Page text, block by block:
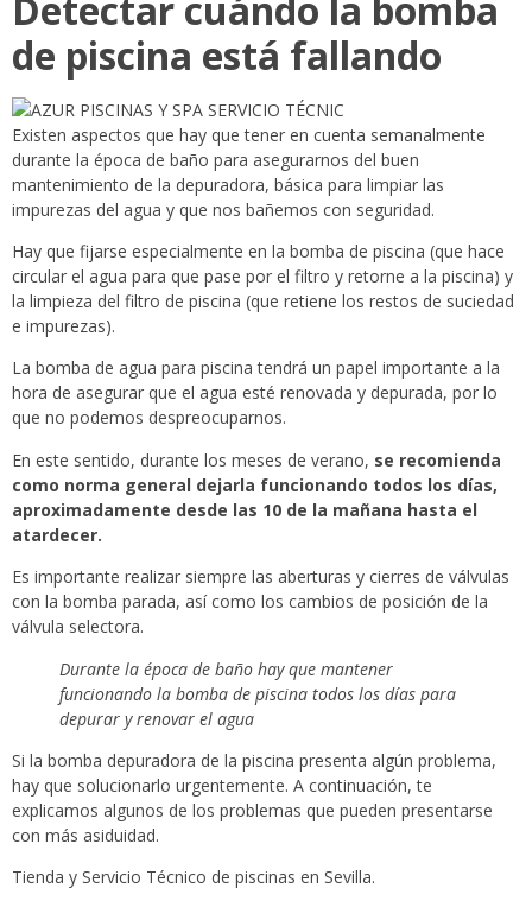
de piscina está fallando
Existen aspectos que hay que tener en cuenta semanalmente
durante la época de baño para asegurarnos del buen
mantenimiento de la depuradora, básica para limpiar las
impurezas del agua y que nos bañemos con seguridad.
Hay que fijarse especialmente en la bomba de piscina (que hace
circular el agua para que pase por el filtro y retorne a la piscina) y
la limpieza del filtro de piscina (que retiene los restos de suciedad
e impurezas).
La bomba de agua para piscina tendrá un papel importante a la
hora de asegurar que el agua esté renovada y depurada, por lo
que no podemos despreocuparnos.
En este sentido, durante los meses de verano, se recomienda
como norma general dejarla funcionando todos los días,
aproximadamente desde las 10 de la mañana hasta el
atardecer.
Es importante realizar siempre las aberturas y cierres de válvulas
con la bomba parada, así como los cambios de posición de la
válvula selectora.
Durante la época de baño hay que mantener
funcionando la bomba de piscina todos los días para
depurar y renovar el agua
Si la bomba depuradora de la piscina presenta algún problema,
hay que solucionarlo urgentemente. A continuación, te
explicamos algunos de los problemas que pueden presentarse
con más asiduidad.
Tienda y Servicio Técnico de piscinas en Sevilla.